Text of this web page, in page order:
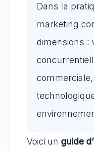
Dans la
marketing
dimensions :
Voici un guide